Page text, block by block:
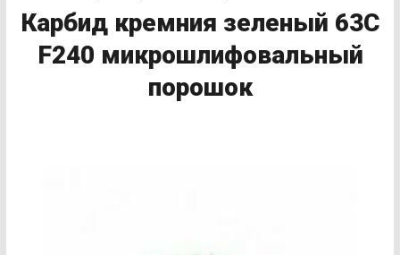
Карбид кремния зеленый 63С
F240 микрошлифовальный
порошок